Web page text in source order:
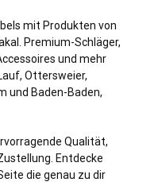
mit Produkten von
Premium-Schläger,
und mehr
Ottersweier,
und Baden-Baden,
Qualität,
Entdecke
die genau zu dir